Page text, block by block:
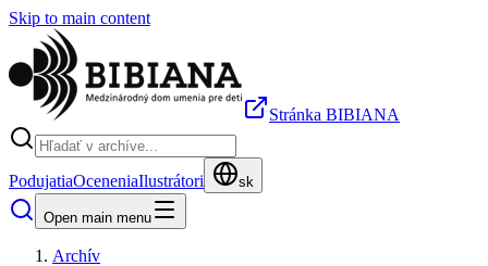
Skip to main content
Stránka BIBIANA
PodujatiaOceneniaIlustrátori sk
Open main menu
Archív